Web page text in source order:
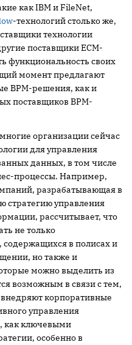
как IBM и FileNet,
-технологий столько же,
технологии
поставщики ECM-
функциональность своих
момент предлагают
BPM-решения, как и
поставщиков BPM-
организации сейчас
для управления
данных, в том числе
процессы. Например,
разрабатывающая в
стратегию управления
рассчитывает, что
не только
в полисах и
но также и
можно выделить из
возможным в связи с тем,
корпоративные
управления
как ключевыми
особенно в